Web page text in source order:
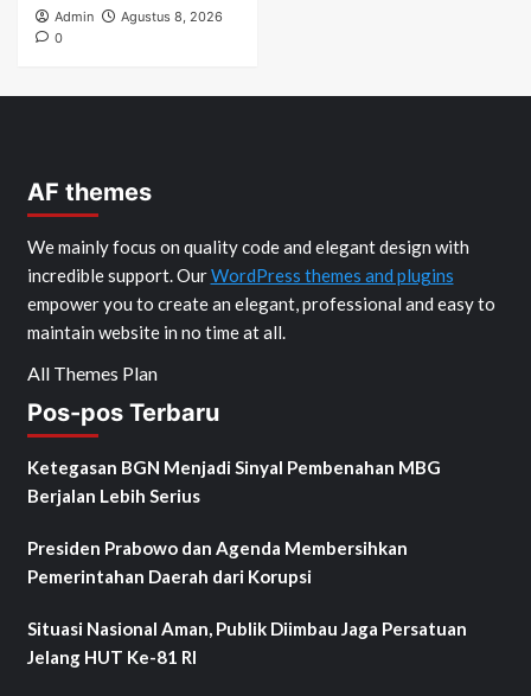
Admin
Agustus 8, 2026
0
AF themes
We mainly focus on quality code and elegant design with
incredible support. OurWordPress themes and plugins
empower you to create an elegant, professional and easy to
maintain website in no time at all.
All Themes Plan
Pos-pos Terbaru
Ketegasan BGN Menjadi Sinyal Pembenahan MBG
Berjalan Lebih Serius
Presiden Prabowo dan Agenda Membersihkan
Pemerintahan Daerah dari Korupsi
Situasi Nasional Aman, Publik Diimbau Jaga Persatuan
Jelang HUT Ke-81 RI